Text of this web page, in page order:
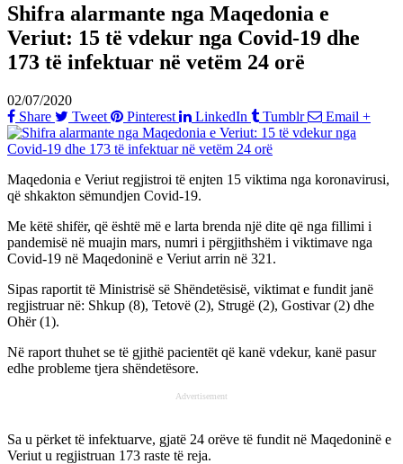
Shifra alarmante nga Maqedonia e
Veriut: 15 të vdekur nga Covid-19 dhe
173 të infektuar në vetëm 24 orë
02/07/2020
Share
Tweet Pinterest LinkedIn Tumblr Email +
Maqedonia e Veriut regjistroi të enjten 15 viktima nga koronavirusi,
që shkakton sëmundjen Covid-19.
Me këtë shifër, që është më e larta brenda një dite që nga fillimi i
pandemisë në muajin mars, numri i përgjithshëm i viktimave nga
Covid-19 në Maqedoninë e Veriut arrin në 321.
Sipas raportit të Ministrisë së Shëndetësisë, viktimat e fundit janë
regjistruar në: Shkup (8), Tetovë (2), Strugë (2), Gostivar (2) dhe
Ohër (1).
Në raport thuhet se të gjithë pacientët që kanë vdekur, kanë pasur
edhe probleme tjera shëndetësore.
Advertisement
Sa u përket të infektuarve, gjatë 24 orëve të fundit në Maqedoninë e
Veriut u regjistruan 173 raste të reja.